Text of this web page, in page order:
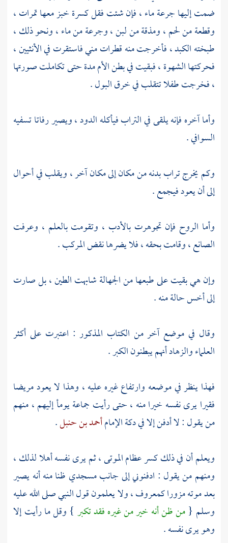
ضمت إليها جرعة ماء ، فإن شئت فقل كسرة خبز معها تمرات ،
وقطعة من لحم ، ومذقة من لبن ، وجرعة من ماء ، ونحو ذلك ،
طبخته الكبد ، فأخرجت منه قطرات مني فاستقرت في الأنثيين ،
فحركتها الشهوة ، فبقيت في بطن الأم مدة حتى تكاملت صورتها
، فخرجت طفلا تتقلب في خرق البول .
وأما آخره فإنه يلقى في التراب فيأكله الدود ، ويصير رفاتا تسفيه
السوافي .
وكم يخرج تراب بدنه من مكان إلى مكان آخر ، ويقلب في أحوال
إلى أن يعود فيجمع .
وأما الروح فإن تجوهرت بالأدب ، وتقومت بالعلم ، وعرفت
الصانع ، وقامت بحقه ، فلا يضرها نقض المركب .
وإن هي بقيت على طبعها من الجهالة شابهت الطين ، بل صارت
إلى أخس حالة منه .
وقال في موضع آخر من الكتاب المذكور : اعتبرت على أكثر
العلماء والزهاد أنهم يبطنون الكبر .
فهذا ينظر في موضعه وارتفاع غيره عليه ، وهذا لا يعود مريضا
فقيرا يرى نفسه خيرا منه ، حتى رأيت جماعة يومأ إليهم ، منهم
من يقول : لا أدفن إلا في دكة الإمامأحمد بن حنبل.
ويعلم أن في ذلك كسر عظام الموتى ، ثم يرى نفسه أهلا لذلك ،
ومنهم من يقول : ادفنوني إلى جانب مسجدي ظنا منه أنه يصير
بعد موته مزورا كمعروف ، ولا يعلمون قول النبي صلى الله عليه
وسلم {من ظن أنه خير من غيره فقد تكبر } وقل ما رأيت إلا
وهو يرى نفسه .